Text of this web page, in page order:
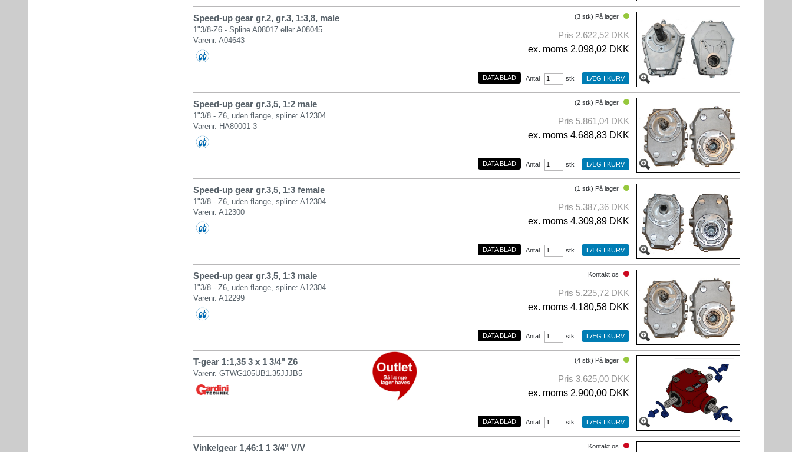
Speed-up gear gr.2, gr.3, 1:3,8, male
1"3/8-Z6 - Spline A08017 eller A08045
Varenr. A04643
(3 stk) På lager
Pris 2.622,52 DKK
ex. moms 2.098,02 DKK
DATA BLAD Antal stk
Speed-up gear gr.3,5, 1:2 male
1"3/8 - Z6, uden flange, spline: A12304
Varenr. HA80001-3
(2 stk) På lager
Pris 5.861,04 DKK
ex. moms 4.688,83 DKK
DATA BLAD Antal stk
Speed-up gear gr.3,5, 1:3 female
1"3/8 - Z6, uden flange, spline: A12304
Varenr. A12300
(1 stk) På lager
Pris 5.387,36 DKK
ex. moms 4.309,89 DKK
DATA BLAD Antal stk
Speed-up gear gr.3,5, 1:3 male
1"3/8 - Z6, uden flange, spline: A12304
Varenr. A12299
Kontakt os
Pris 5.225,72 DKK
ex. moms 4.180,58 DKK
DATA BLAD Antal stk
T-gear 1:1,35 3 x 1 3/4" Z6
Varenr. GTWG105UB1.35JJJB5
(4 stk) På lager
Pris 3.625,00 DKK
ex. moms 2.900,00 DKK
DATA BLAD Antal stk
Vinkelgear 1,46:1 1 3/4" V/V Kontakt os